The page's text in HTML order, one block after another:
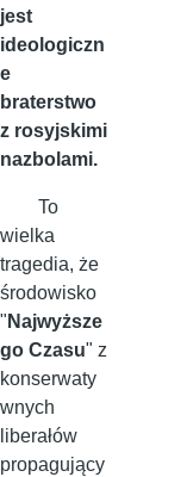
jest
ideologiczn
e
braterstwo
z rosyjskimi
nazbolami.
To
wielka
tragedia, że
środowisko
" Najwyższe
go Czasu" z
konserwaty
wnych
liberałów
propagujący